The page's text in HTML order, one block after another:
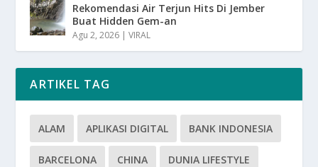
Rekomendasi Air Terjun Hits Di Jember
Buat Hidden Gem-an
Agu 2, 2026 |VIRAL
ARTIKEL TAG
ALAM APLIKASI DIGITAL BANK INDONESIA
BARCELONA CHINA DUNIA LIFESTYLE